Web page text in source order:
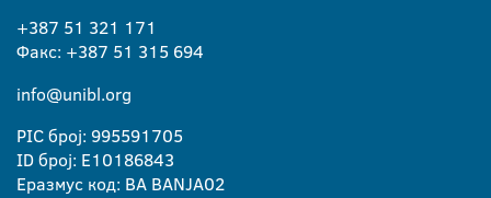
+387 51 321 171
Факс: +387 51 315 694
info@unibl.org
PIC број: 995591705
ID број: E10186843
Еразмус код: BA BANJA02